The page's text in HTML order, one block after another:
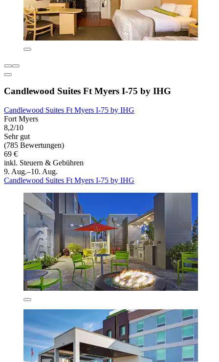
Candlewood Suites Ft Myers I-75 by IHG
Candlewood Suites Ft Myers I-75 by IHG
Fort Myers
8,2/10
Sehr gut
(785 Bewertungen)
69 €
inkl. Steuern & Gebühren
9. Aug.–10. Aug.
Candlewood Suites Ft Myers I-75 by IHG